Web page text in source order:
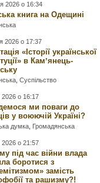
2026 о 16:34
книга на Одещині
2026 о 17:37
«Історії української
в Камʼянець-
,Суспільство
2026 о 16:17
ми поваги до
у воюючій Україні?
думка Громадянська
2026 о 21:57
під час війни влада
боротися з
замість
та рашизму?!